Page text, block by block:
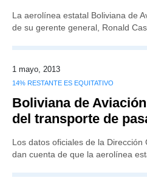
La aerolínea estatal Boliviana de
de su gerente general, Ronald
1 mayo, 2013
14% RESTANTE ES EQUITATIVO
Boliviana de
del transporte de
Los datos oficiales de la Dirección
dan cuenta de que la aerolínea